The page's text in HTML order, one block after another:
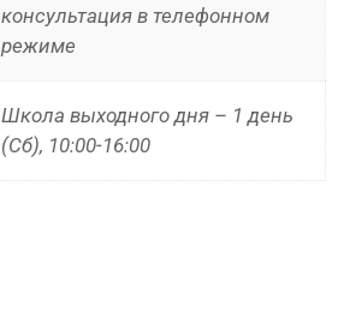
консультация в телефонном
режиме
Школа выходного дня – 1 день
(Сб), 10:00-16:00